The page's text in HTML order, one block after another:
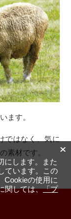
ます。
ではなく、気に
素材です。
選択
にします。また
ています。この
Cookieの使用に
関しては、「プ